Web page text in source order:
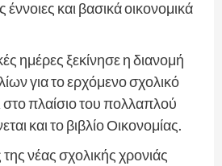
έννοιες και βασικά οικονομικά
ημέρες ξεκίνησε η διανομή
για το ερχόμενο σχολικό
πλαίσιο του πολλαπλού
και το βιβλίο Οικονομίας.
της νέας σχολικής χρονιάς